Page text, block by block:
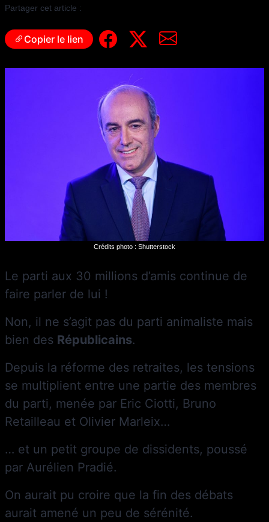
Partager cet article :
Copier le lien
Crédits photo : Shutterstock
Le parti aux 30 millions d’amis continue de
faire parler de lui !
Non, il ne s’agit pas du parti animaliste mais
bien des Républicains.
Depuis la réforme des retraites, les tensions
se multiplient entre une partie des membres
du parti, menée par Eric Ciotti, Bruno
Retailleau et Olivier Marleix…
… et un petit groupe de dissidents, poussé
par Aurélien Pradié.
On aurait pu croire que la fin des débats
aurait amené un peu de sérénité.